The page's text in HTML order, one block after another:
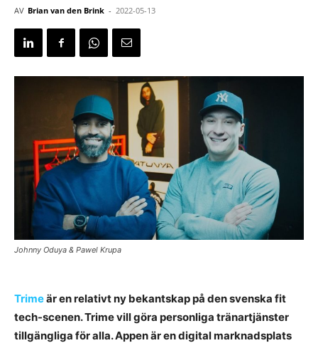
AV Brian van den Brink - 2022-05-13
Johnny Oduya & Pawel Krupa
Trimeär en relativt ny bekantskap på den svenska fit
tech-scenen. Trime vill göra personliga tränartjänster
tillgängliga för alla. Appen är en digital marknadsplats